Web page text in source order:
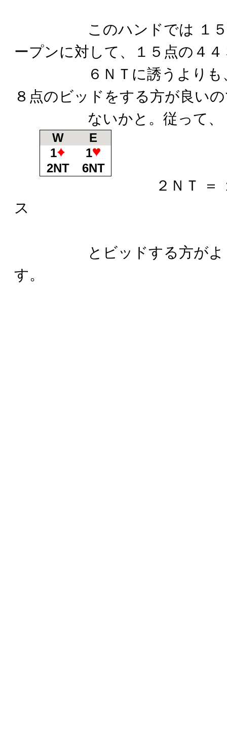
このハンドでは １５～
ープンに対して、１５点の４４
６ＮＴに誘うよりも、
８点のビッドをする方が良い
ないかと。従って、
W
E
1
1
2NT
6NT
２ＮＴ ＝ １
ス
とビッドする方がより
す。